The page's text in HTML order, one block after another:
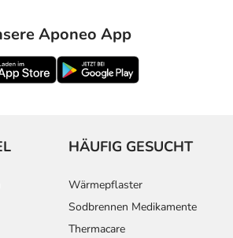
Aponeo App
HÄUFIG GESUCHT
Wärmepflaster
Sodbrennen Medikamente
Thermacare